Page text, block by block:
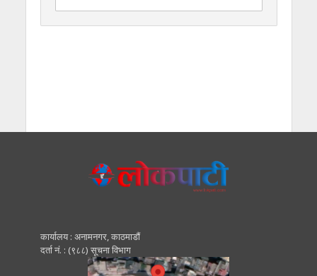
कार्यालय : अनामनगर, काठमाडाैं
दर्ता नं. : (९८८) सूचना विभाग